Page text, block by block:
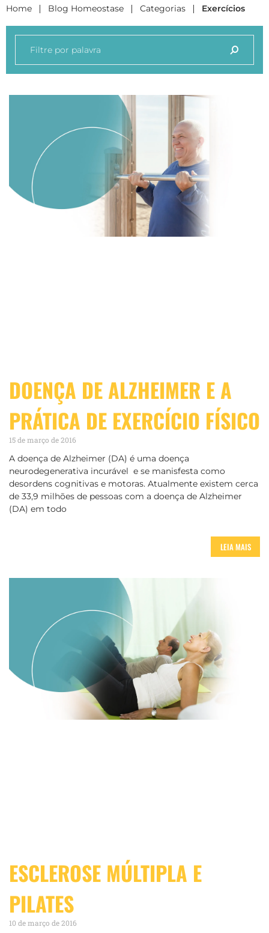
Home | Blog Homeostase | Categorias | Exercícios
DOENÇA DE ALZHEIMER E A
PRÁTICA DE EXERCÍCIO FÍSICO
15 de março de 2016
A doença de Alzheimer (DA) é uma doença
neurodegenerativa incurável ​ e se manisfesta como
desordens cognitivas e motoras. Atualmente existem cerca
de 33,9 milhões de pessoas com a doença de Alzheimer
(DA) em todo
LEIA MAIS
ESCLEROSE MÚLTIPLA E
PILATES
10 de março de 2016